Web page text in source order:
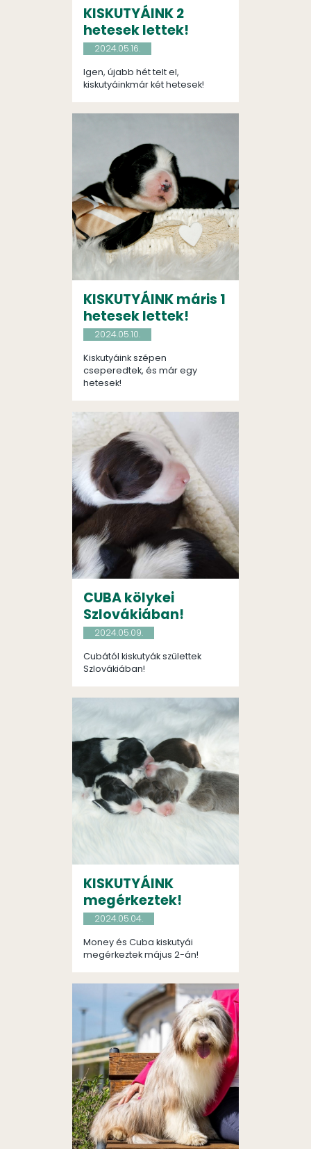
KISKUTYÁINK 2
hetesek lettek!
2024.05.16.
Igen, újabb hét telt el,
kiskutyáinkmár két hetesek!
KISKUTYÁINK máris 1
hetesek lettek!
2024.05.10.
Kiskutyáink szépen
cseperedtek, és már egy
hetesek!
CUBA kölykei
Szlovákiában!
2024.05.09.
Cubától kiskutyák születtek
Szlovákiában!
KISKUTYÁINK
megérkeztek!
2024.05.04.
Money és Cuba kiskutyái
megérkeztek május 2-án!